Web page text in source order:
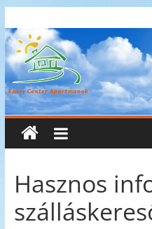
to
content
Enter
Center
Enter
Hasznos